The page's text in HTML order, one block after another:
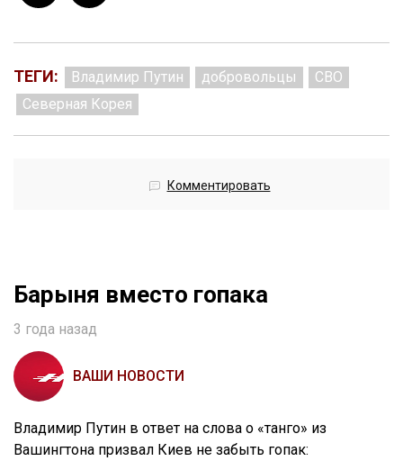
ТЕГИ: Владимир Путин добровольцы
СВО
Северная Корея
Комментировать
Барыня вместо гопака
3 года назад
ВАШИ НОВОСТИ
Владимир Путин в ответ на слова о «танго» из
Вашингтона призвал Киев не забыть гопак: